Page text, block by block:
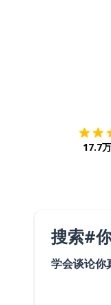
17.7
搜索#
学会谈论你